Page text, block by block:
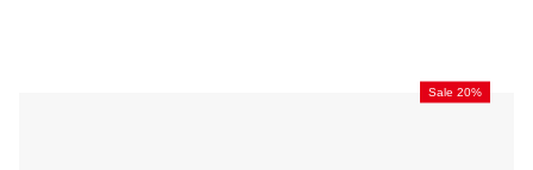
Sale 20%